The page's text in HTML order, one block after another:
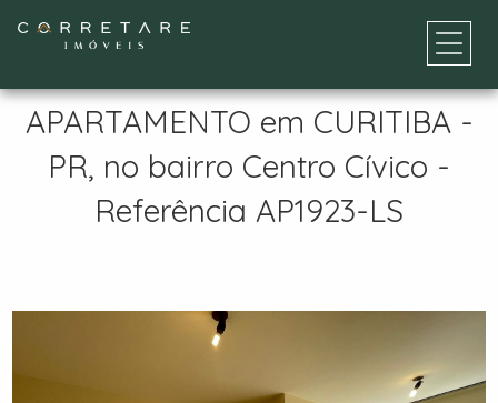
APARTAMENTO em CURITIBA -
PR, no bairro Centro Cívico -
Referência AP1923-LS